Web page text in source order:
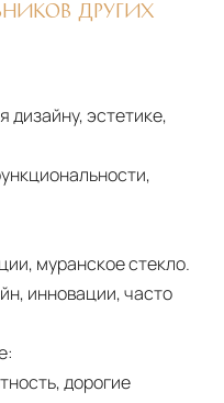
ДРУГИХ
дизайну, эстетике,
муранское стекло.
инновации, часто
дорогие